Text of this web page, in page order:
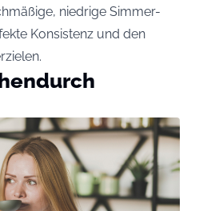
niedrige Simmer-
Konsistenz und den